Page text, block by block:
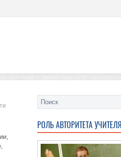
РОЛЬ АВТОРИТЕТА УЧИТЕЛЯ